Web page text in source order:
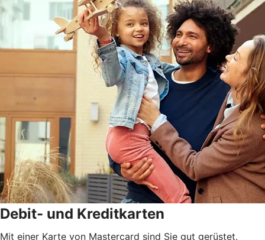
Debit- und Kreditkarten
Mit einer Karte von Mastercard sind Sie gut gerüstet.